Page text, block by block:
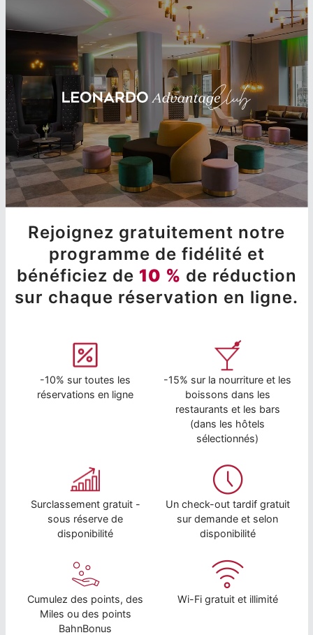
Rejoignez gratuitement notre
programme de fidélité et
bénéficiez de 10 % de réduction
sur chaque réservation en ligne.
-10% sur toutes les
réservations en ligne
-15% sur la nourriture et les
boissons dans les
restaurants et les bars
(dans les hôtels
sélectionnés)
Surclassement gratuit -
sous réserve de
disponibilité
Un check-out tardif gratuit
sur demande et selon
disponibilité
Cumulez des points, des
Miles ou des points
BahnBonus
Wi-Fi gratuit et illimité